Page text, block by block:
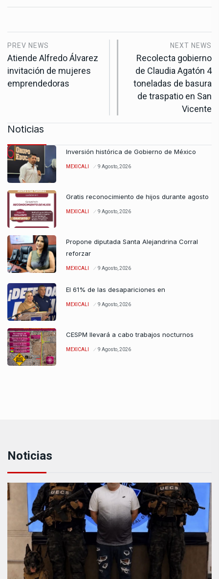
PREV NEWS
Atiende Alfredo Álvarez
invitación de mujeres
emprendedoras
NEXT NEWS
Recolecta gobierno
de Claudia Agatón 4
toneladas de basura
de traspatio en San
Vicente
Noticias
Inversión histórica de Gobierno de México
MEXICALI 9 Agosto, 2026
Gratis reconocimiento de hijos durante agosto
MEXICALI 9 Agosto, 2026
Propone diputada Santa Alejandrina Corral
reforzar
MEXICALI 9 Agosto, 2026
El 61% de las desapariciones en
MEXICALI 9 Agosto, 2026
CESPM llevará a cabo trabajos nocturnos
MEXICALI 9 Agosto, 2026
Noticias